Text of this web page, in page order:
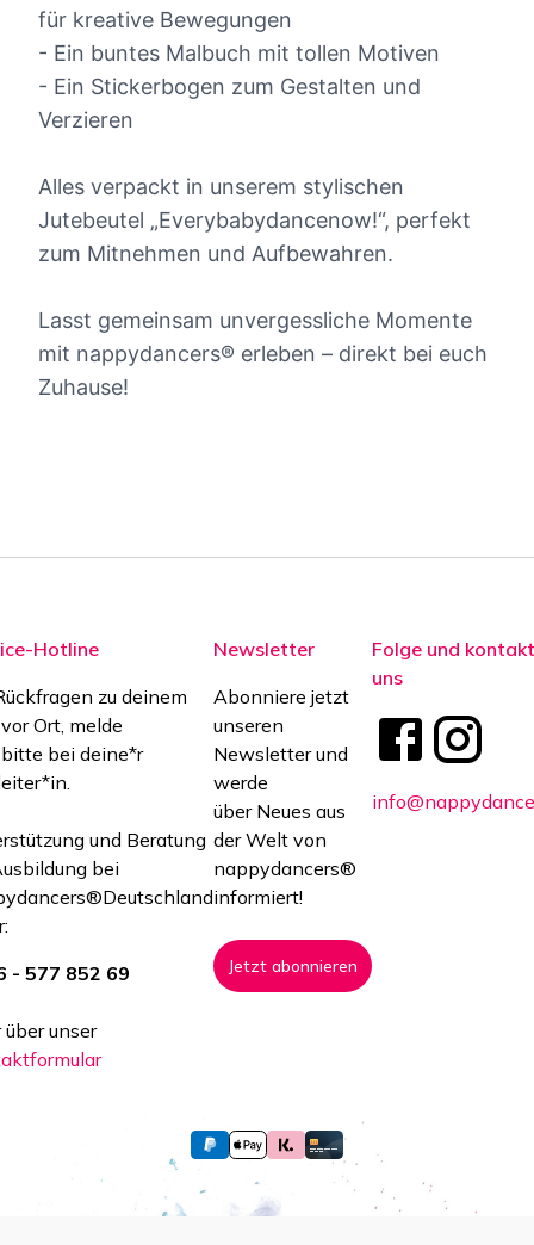
für kreative Bewegungen
- Ein buntes Malbuch mit tollen Motiven
- Ein Stickerbogen zum Gestalten und
Verzieren
Alles verpackt in unserem stylischen
Jutebeutel „Everybabydancenow!“, perfekt
zum Mitnehmen und Aufbewahren.
Lasst gemeinsam unvergessliche Momente
mit nappydancers® erleben – direkt bei euch
Zuhause!
Hotline
zu deinem
Ort, melde
bei deine*r
und Beratung
bei
- 577 852 69
über unser
Newsletter
Abonniere jetzt
unseren
Newsletter und
werde
über Neues aus
der Welt von
nappydancers®
informiert!
Jetzt abonnieren
Folge und
uns